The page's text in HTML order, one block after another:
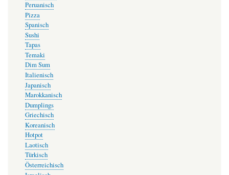
Peruanisch
Pizza
Spanisch
Sushi
Tapas
Temaki
Dim Sum
Italienisch
Japanisch
Marokkanisch
Dumplings
Griechisch
Koreanisch
Hotpot
Laotisch
Türkisch
Österreichisch